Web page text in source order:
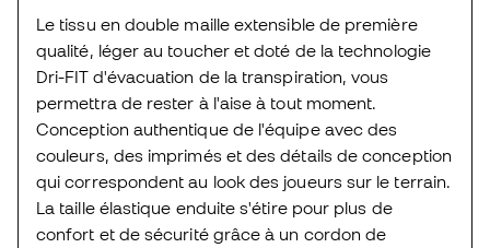
Le tissu en double maille extensible de première
qualité, léger au toucher et doté de la technologie
Dri-FIT d'évacuation de la transpiration, vous
permettra de rester à l'aise à tout moment.
Conception authentique de l'équipe avec des
couleurs, des imprimés et des détails de conception
qui correspondent au look des joueurs sur le terrain.
La taille élastique enduite s'étire pour plus de
confort et de sécurité grâce à un cordon de